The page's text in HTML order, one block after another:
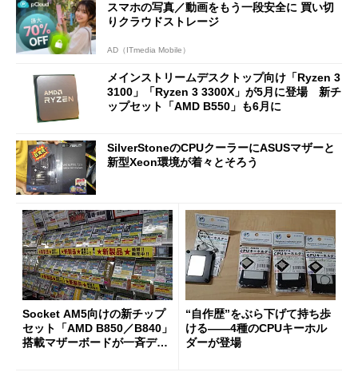
スマホの写真／動画をもう一段安全に 買い切
りクラウドストレージ
AD（ITmedia Mobile）
メインストリームデスクトップ向け「Ryzen 3
3100」「Ryzen 3 3300X」が5月に登場 新チ
ップセット「AMD B550」も6月に
SilverStoneのCPUクーラーにASUSマザーと
新型Xeon環境が着々とそろう
Socket AM5向けの新チップ
セット「AMD B850／B840」
搭載マザーボードが一斉デビ
“自作歴”をぶら下げて持ち歩
ける――4種のCPUキーホル
ダーが登場